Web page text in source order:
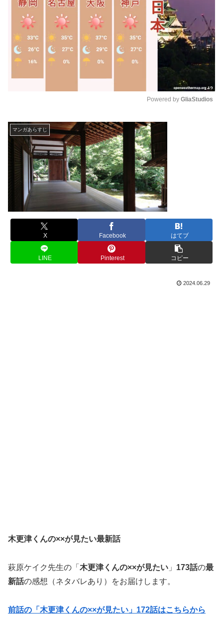
Powered by GliaStudios
マンガあらすじ
X Facebook はてブ
LINE Pinterest コピー
2024.06.29
木更津くんの××が見たい最新話
萩原ケイク先生の「 木更津くんの××が見たい 」 173話の最
新話の感想（ネタバレあり）をお届けします。
前話の「木更津くんの××が見たい」172話はこちらから